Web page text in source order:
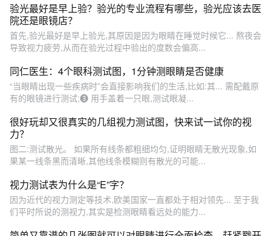
验光最好是早上验？验光的专业流程有哪些，验光应该去医
院还是眼镜店？
首先,验光最好是早上验光,其原因是因为眼睛在睡觉时候它... 熬夜会
导致视力疲劳,从而在验光过程中验出的度数会偏高...
同仁医生：4个眼科测试图，1分钟测眼睛是否健康
“当眼睛出现一些疾病时”会直接影响我们的生活,比如:其... 需配戴原
有的眼镜进行测试;❸ 用手盖着一只眼,测试眼凝...
很好玩却又很真实的几组视力测试图，快来试一试你的视
力？
图二:测试散光。 如果所有线条都粗细均匀,证明眼睛无散光现象,如
果某一线条黑而清晰,其他线条模糊则有散光的可能...
视力测试表为什么是“E”字？
因为近代的视力测定等技术,欧美国家一直都处于相对领先... 至于我
们平时所说的测视力,其实是检测眼睛看远处的能力...